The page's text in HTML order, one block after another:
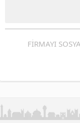
FİRMAYI